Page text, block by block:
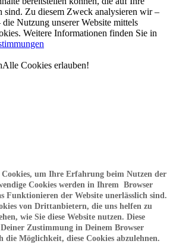
sind. Zu diesem Zweck analysieren wir –
Nutzung unserer Website mittels
Weitere Informationen finden Sie in
Alle Cookies erlauben!
Cookies, um Ihre Erfahrung beim Nutzen der
Cookies werden in Ihrem Browser
Funktionieren der Website unerlässlich sind.
von Drittanbietern, die uns helfen zu
wie Sie diese Website nutzen. Diese
Zustimmung in Deinem Browser
die Möglichkeit, diese Cookies abzulehnen.